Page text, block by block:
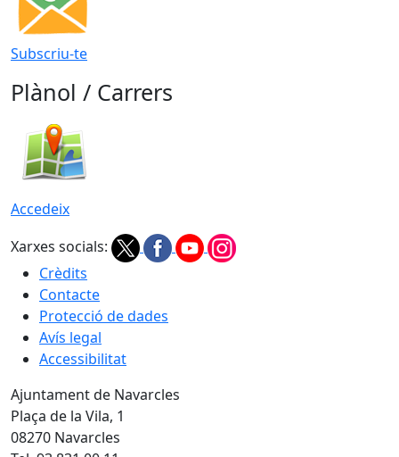
Subscriu-te
Plànol / Carrers
Accedeix
Xarxes socials:
Crèdits
Contacte
Protecció de dades
Avís legal
Accessibilitat
Ajuntament de Navarcles
Plaça de la Vila, 1
08270 Navarcles